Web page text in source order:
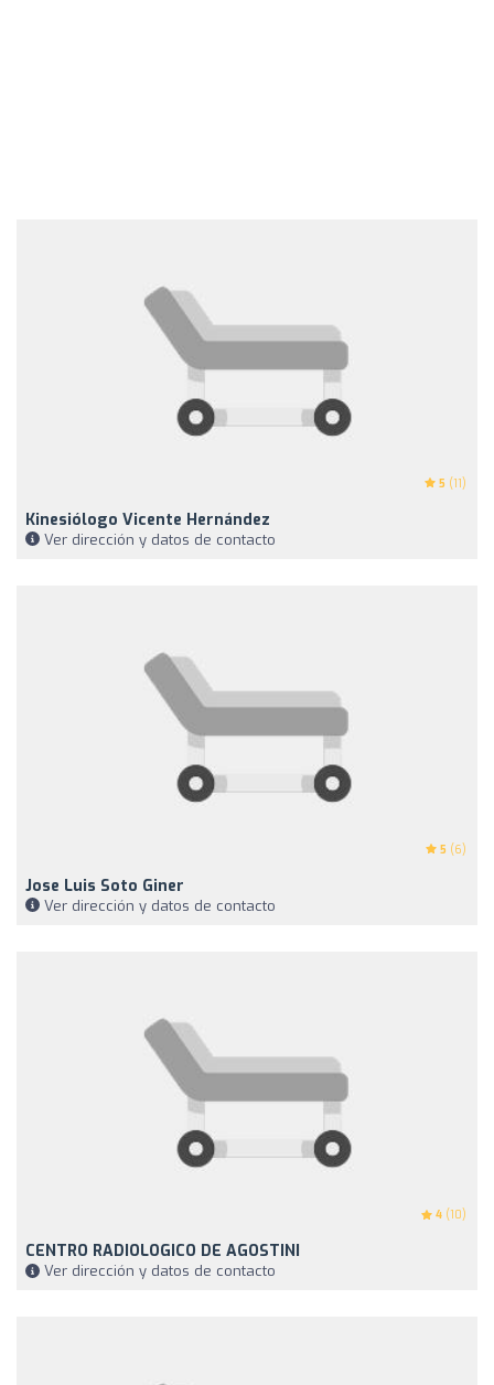
5 (11)
Kinesiólogo Vicente Hernández
Ver dirección y datos de contacto
5 (6)
Jose Luis Soto Giner
Ver dirección y datos de contacto
4 (10)
CENTRO RADIOLOGICO DE AGOSTINI
Ver dirección y datos de contacto